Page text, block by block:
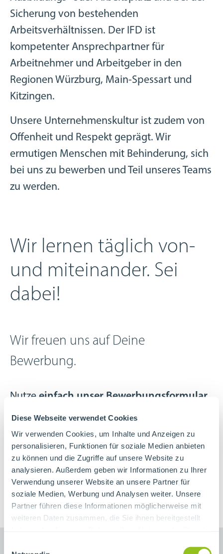
Diese Webseite verwendet Cookies
Wir verwenden Cookies, um Inhalte und Anzeigen zu
personalisieren, Funktionen für soziale Medien anbieten
zu können und die Zugriffe auf unsere Website zu
analysieren. Außerdem geben wir Informationen zu Ihrer
Verwendung unserer Website an unsere Partner für
soziale Medien, Werbung und Analysen weiter. Unsere
Partner führen diese Informationen möglicherweise mit
weiteren Daten zusammen, die Sie ihnen bereitgestellt
Sicherung von bestehenden
Arbeitsverhältnissen. Der IFD ist
kompetenter Ansprechpartner für
Arbeitnehmer und Arbeitgeber in den
Regionen Würzburg, Main-Spessart und
Kitzingen.
Unsere Unternehmenskultur ist zudem von
Offenheit und Respekt geprägt. Wir
ermutigen Menschen mit Behinderung, sich
bei uns zu bewerben und Teil unseres Teams
zu werden.
Wir lernen täglich von-
und miteinander. Sei
dabei!
Wir freuen uns auf Deine
Bewerbung.
Nutze einfach unser Bewerbungsformular
oder sende Deine Bewerbung per E-Mail (als
eine PDF-Datei) an:
bewerbung@ifd-
wuerzburg.de
Bewerbungen per Post bitte an: IFD
Würzburg GmbH, z.Hd. Personalarbeit,
Bahnhofplatz 2, 97070 Würzburg
Bitte beachte, dass im